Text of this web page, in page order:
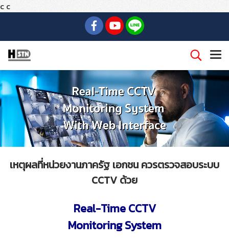
c c
เหตุผลที่หน่วยงานภาครัฐ เอกชน ควรตรวจสอบระบบ
CCTV ด้วย
Real-Time CCTV
Monitoring System